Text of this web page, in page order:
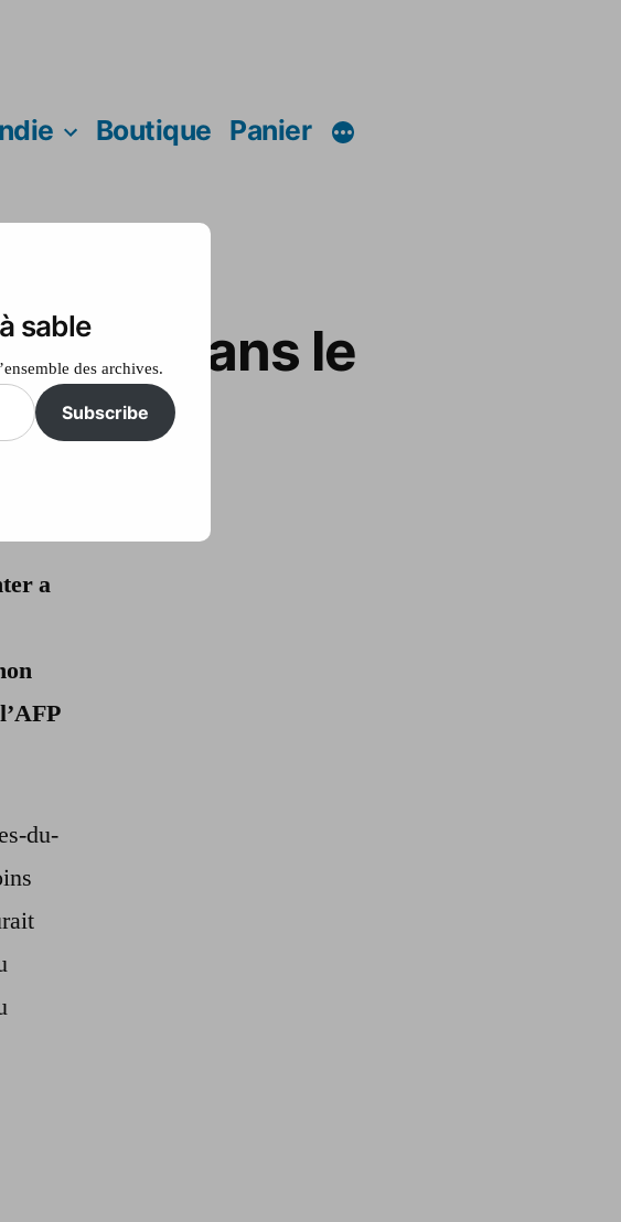
Boutique Panier
terre dans le
a
du-
sable
des archives.
Subscribe